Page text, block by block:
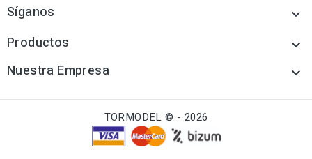
Síganos 
Productos 
Nuestra Empresa 
TORMODEL © - 2026